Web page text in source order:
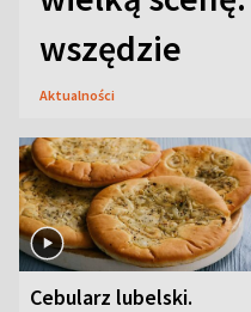
wszędzie
Aktualności
Cebularz lubelski.